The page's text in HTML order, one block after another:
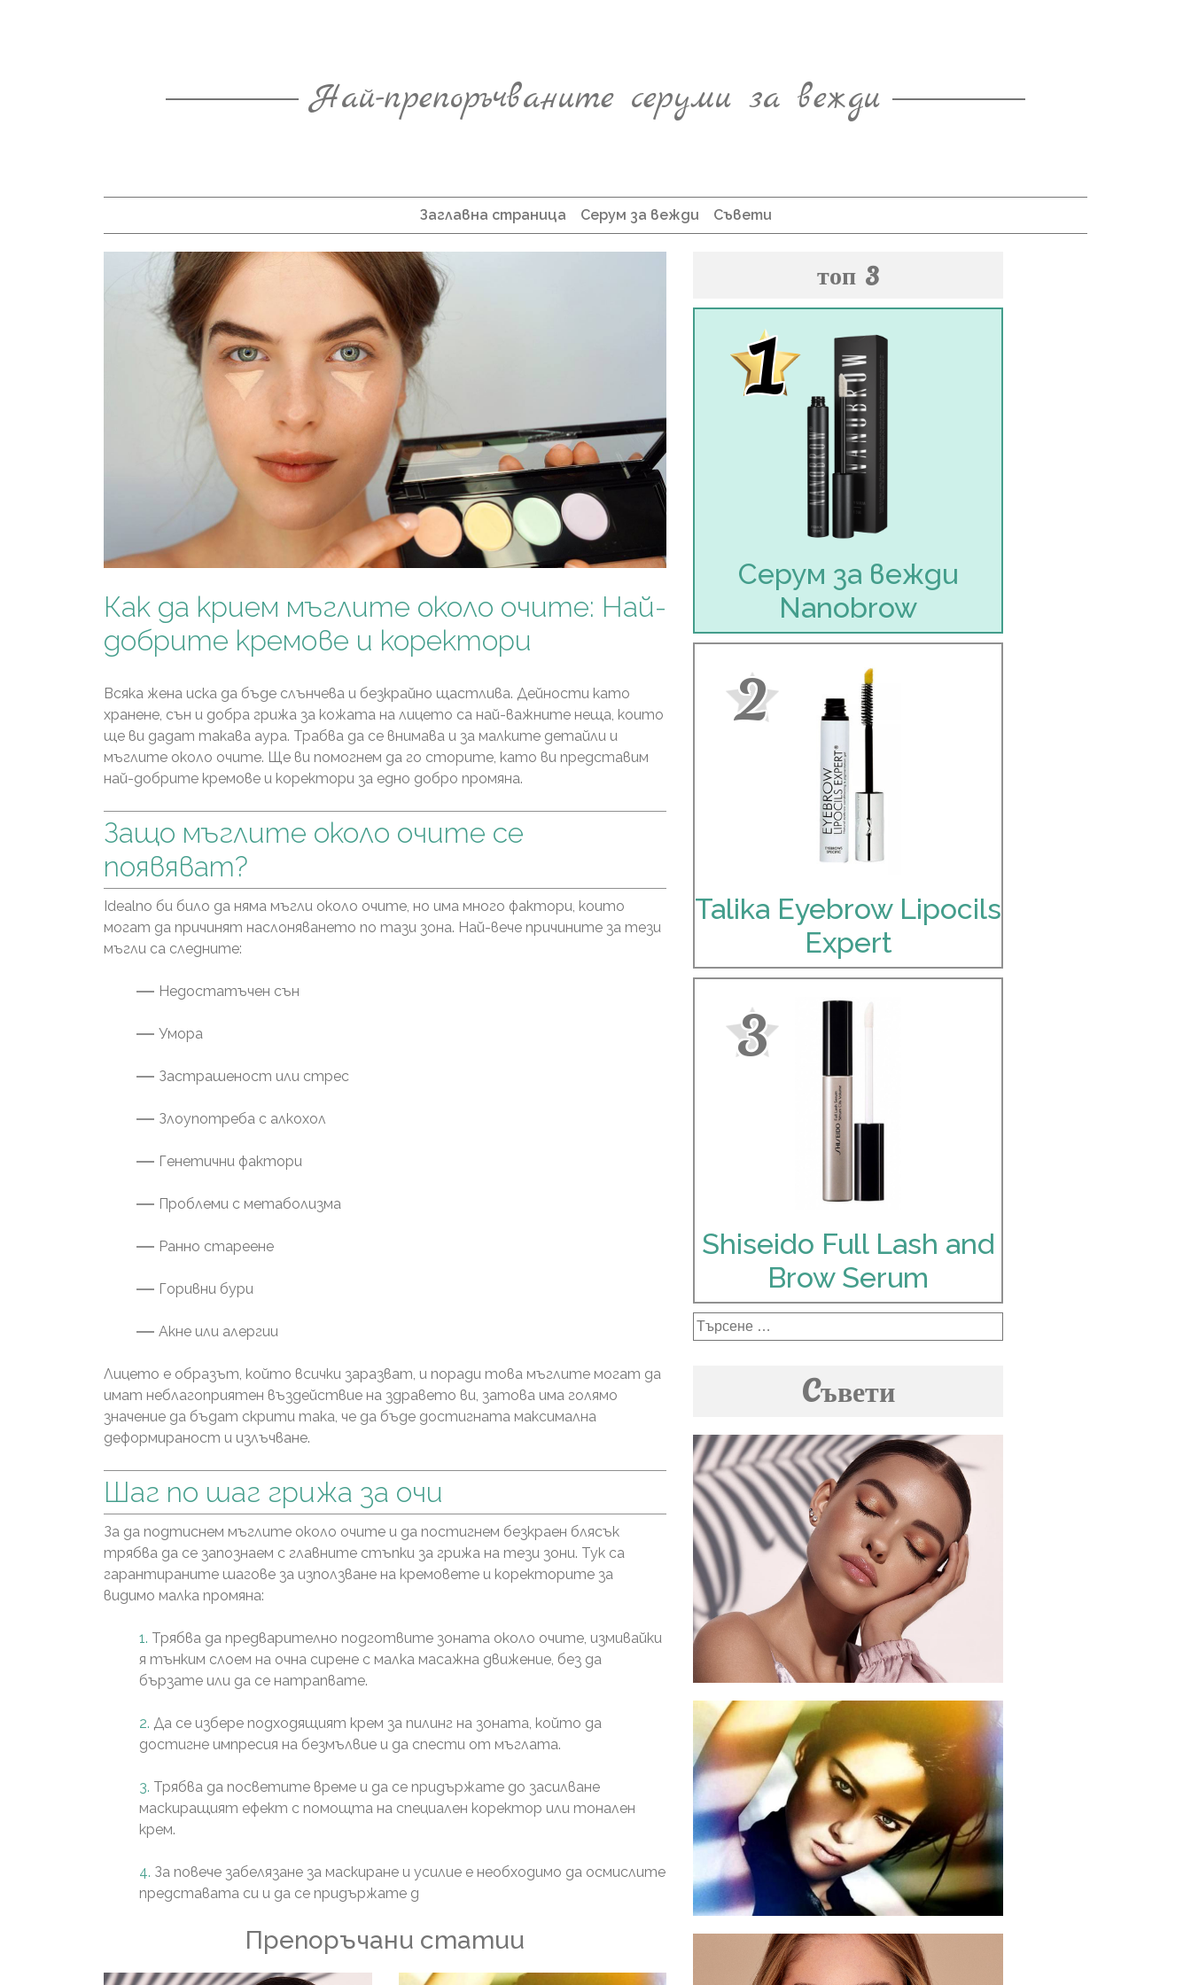
Най-препоръчваните серуми за вежди
Заглавна страница Серум за вежди Cъвети
Как да крием мъглите около очите: Най-
добрите кремове и коректори
Всяка жена иска да бъде слънчева и безкрайно щастлива. Дейности като
хранене, сън и добра грижа за кожата на лицето са най-важните неща, които
ще ви дадат такава аура. Трабва да се внимава и за малките детайли и
мъглите около очите. Ще ви помогнем да го сторите, като ви представим
най-добрите кремове и коректори за едно добро промяна.
Защо мъглите около очите се
появяват?
Idealno би било да няма мъгли около очите, но има много фактори, които
могат да причинят наслоняването по тази зона. Най-вече причините за тези
мъгли са следните:
Недостатъчен сън
Умора
Застрашеност или стрес
Злоупотреба с алкохол
Генетични фактори
Проблеми с метаболизма
Ранно стареене
Горивни бури
Акне или алергии
Лицето е образът, който всички заразват, и поради това мъглите могат да
имат неблагоприятен въздействие на здравето ви, затова има голямо
значение да бъдат скрити така, че да бъде достигната максимална
деформираност и излъчване.
Шаг по шаг грижа за очи
За да подтиснем мъглите около очите и да постигнем безкраен блясък
трябва да се запознаем с главните стъпки за грижа на тези зони. Тук са
гарантираните шагове за използване на кремовете и коректорите за
видимо малка промяна:
Трябва да предварително подготвите зоната около очите, измивайки
я тънким слоем на очна сирене с малка масажна движение, без да
бързате или да се натрапвате.
Да се избере подходящият крем за пилинг на зоната, който да
достигне импресия на безмълвие и да спести от мъглата.
Трябва да посветите време и да се придържате до засилване
маскиращият ефект с помощта на специален коректор или тонален
крем.
За повече забелязане за маскиране и усилие е необходимо да осмислите
представата си и да се придържате д
Препоръчани статии
топ 3
1
Серум за вежди
Nanobrow
2
Talika Eyebrow Lipocils
Expert
3
Shiseido Full Lash and
Brow Serum
Търсене
за:
Cъвети
Най-добрите помади за вежди,
които блогърите
препоръчват!
5 трика за перфектни вежди
Сапунени вежди: Стилизиране